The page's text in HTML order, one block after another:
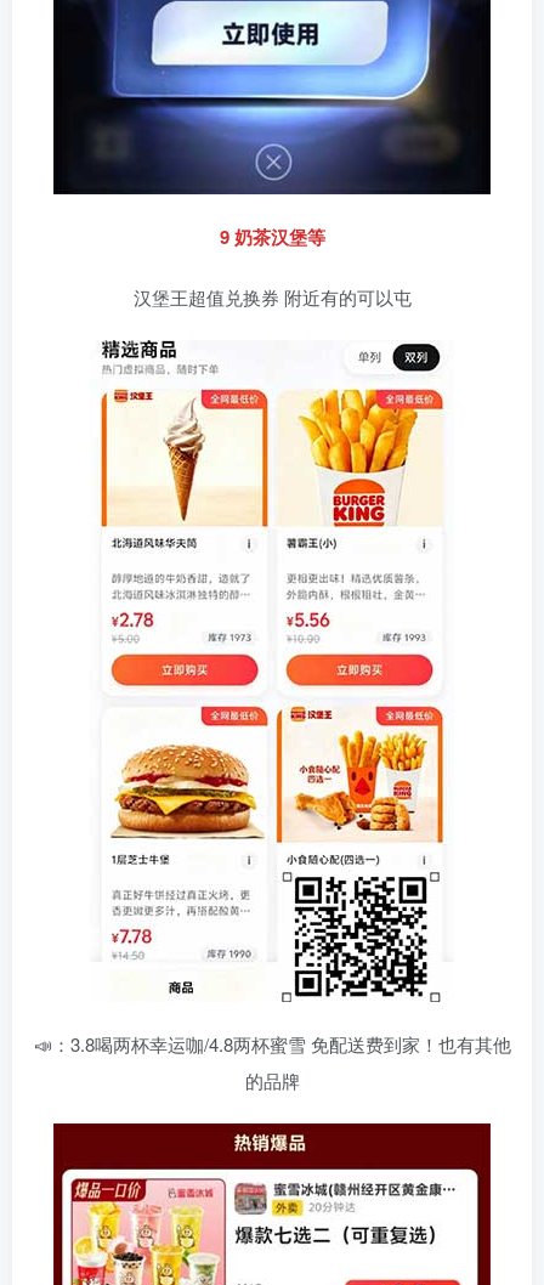
9 奶茶汉堡等
汉堡王超值兑换券 附近有的可以屯
📣：3.8喝两杯幸运咖/4.8两杯蜜雪 免配送费到家！也有其他
的品牌